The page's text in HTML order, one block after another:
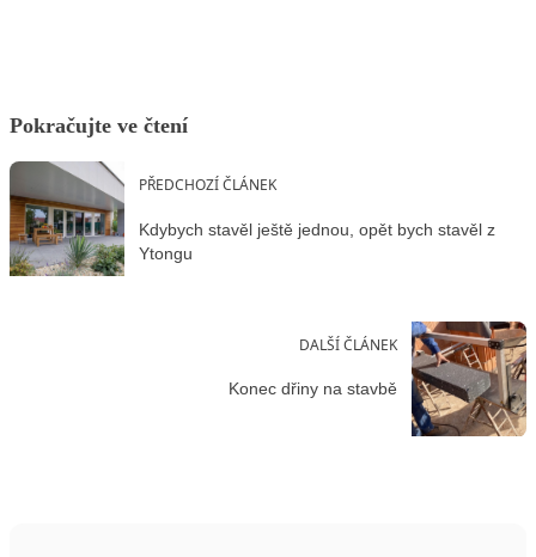
Pokračujte ve čtení
PŘEDCHOZÍ ČLÁNEK
Kdybych stavěl ještě jednou, opět bych stavěl z
Ytongu
DALŠÍ ČLÁNEK
Konec dřiny na stavbě